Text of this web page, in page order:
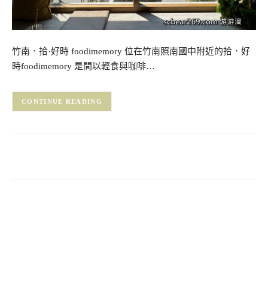
竹南．拾·好時 foodimemory 位在竹南照南國中附近的拾．好
時foodimemory 是間以輕食與咖啡…
CONTINUE READING